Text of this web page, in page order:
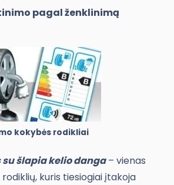
pagal ženklinimą
kokybės rodikliai
šlapia kelio danga– vienas
kuris tiesiogiai įtakoja